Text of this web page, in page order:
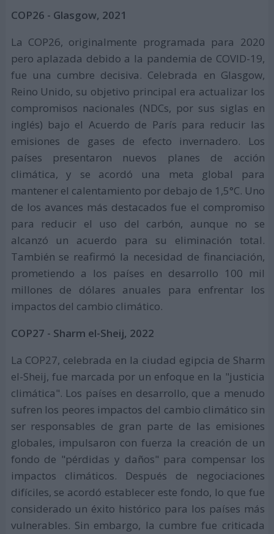
COP26 - Glasgow, 2021
La COP26, originalmente programada para 2020
pero aplazada debido a la pandemia de COVID-19,
fue una cumbre decisiva. Celebrada en Glasgow,
Reino Unido, su objetivo principal era actualizar los
compromisos nacionales (NDCs, por sus siglas en
inglés) bajo el Acuerdo de París para reducir las
emisiones de gases de efecto invernadero. Los
países presentaron nuevos planes de acción
climática, y se acordó una meta global para
mantener el calentamiento por debajo de 1,5°C. Uno
de los avances más destacados fue el compromiso
para reducir el uso del carbón, aunque no se
alcanzó un acuerdo para su eliminación total.
También se reafirmó la necesidad de financiación,
prometiendo a los países en desarrollo 100 mil
millones de dólares anuales para enfrentar los
impactos del cambio climático.
COP27 - Sharm el-Sheij, 2022
La COP27, celebrada en la ciudad egipcia de Sharm
el-Sheij, fue marcada por un enfoque en la "justicia
climática". Los países en desarrollo, que a menudo
sufren los peores impactos del cambio climático sin
ser responsables de gran parte de las emisiones
globales, impulsaron con fuerza la creación de un
fondo de "pérdidas y daños" para compensar los
impactos climáticos. Después de negociaciones
difíciles, se acordó establecer este fondo, lo que fue
considerado un éxito histórico para los países más
vulnerables. Sin embargo, la cumbre fue criticada